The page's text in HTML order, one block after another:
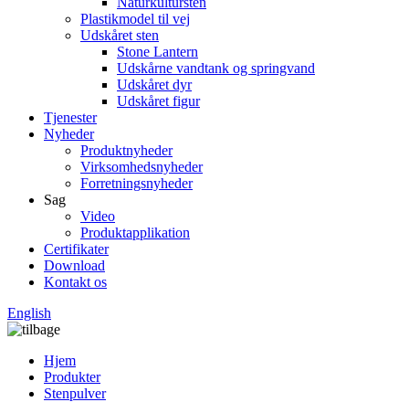
Plastikmodel til vej
Udskåret sten
Stone Lantern
Udskårne vandtank og springvand
Udskåret dyr
Udskåret figur
Tjenester
Nyheder
Produktnyheder
Virksomhedsnyheder
Forretningsnyheder
Sag
Video
Produktapplikation
Certifikater
Download
Kontakt os
English
Hjem
Produkter
Stenpulver